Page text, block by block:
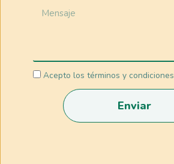
Acepto los términos y condiciones
Enviar